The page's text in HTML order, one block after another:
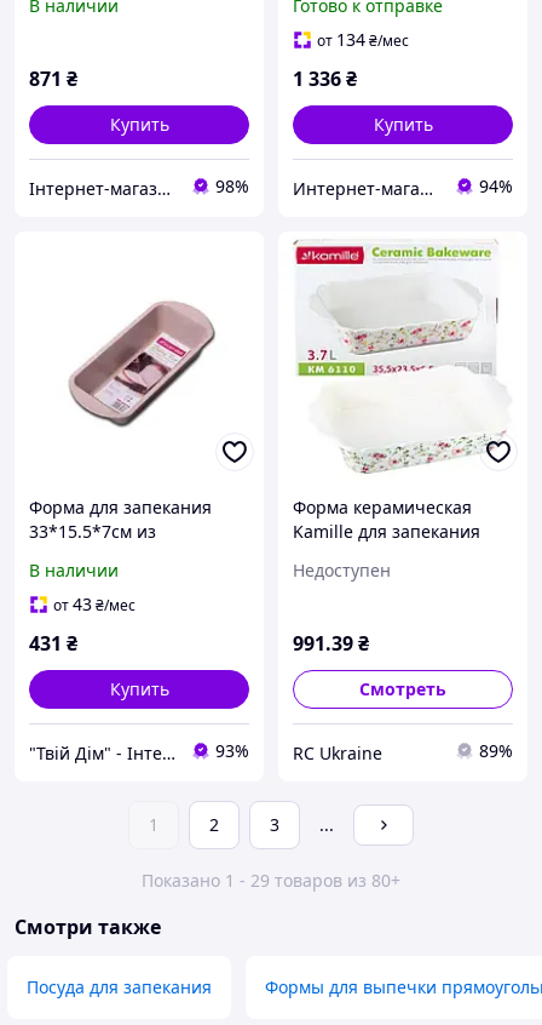
В наличии
871 ₴
Купить
Інтернет-магазин Lider Zahid 98%
Готово к отправке
от 134₴/мес
1 336₴
Купить
Интернет-магазин "Lucky Store" 94%
Форма для запекания
33*15.5*7см из
6037М ТМKAMILLE
В наличии
от43₴/мес
431 ₴
Купить
"Твій Дім" - Інтернет-гіпермаркет 93%
Форма керамическая
Kamille для запекания
Недоступен
991.39₴
Смотреть
RC Ukraine 89%
1 2 3 ...
Показано 1 - 29 товаров из 80+
Смотри также
Посуда для запекания Формы для выпечки